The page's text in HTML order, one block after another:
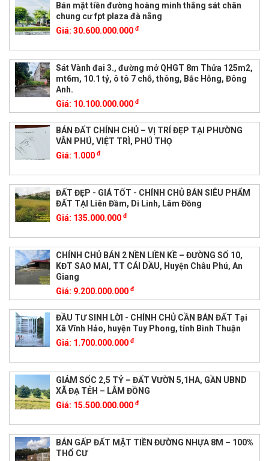
Bán mặt tiền đường hoàng minh thắng sát chân
chung cư fpt plaza đà nẵng
Giá: 30.600.000.000 đ
Sát Vành đai 3., đường mở QHGT 8m Thửa 125m2,
mt6m, 10.1 tỷ, ô tô 7 chỗ, thông, Bắc Hỗng, Đông
Anh.
Giá: 10.100.000.000 đ
BÁN ĐẤT CHÍNH CHỦ – VỊ TRÍ ĐẸP TẠI PHƯỜNG
VÂN PHÚ, VIỆT TRÌ, PHÚ THỌ
Giá: 1.000 đ
ĐẤT ĐẸP - GIÁ TỐT - CHÍNH CHỦ BÁN SIÊU PHẨM
ĐẤT TẠI Liên Đầm, Di Linh, Lâm Đồng
Giá: 135.000.000 đ
CHÍNH CHỦ BÁN 2 NỀN LIỀN KỀ – ĐƯỜNG SỐ 10,
KĐT SAO MAI, TT CÁI DẦU, Huyện Châu Phú, An
Giang
Giá: 9.200.000.000 đ
ĐẦU TƯ SINH LỜI - CHÍNH CHỦ CẦN BÁN ĐẤT Tại
Xã Vĩnh Hảo, huyện Tuy Phong, tỉnh Bình Thuận
Giá: 1.700.000.000 đ
GIẢM SỐC 2,5 TỶ – ĐẤT VƯỜN 5,1HA, GẦN UBND
XÃ ĐẠ TẺH – LÂM ĐỒNG
Giá: 15.500.000.000 đ
BÁN GẤP ĐẤT MẶT TIỀN ĐƯỜNG NHỰA 8M – 100%
THỔ CƯ